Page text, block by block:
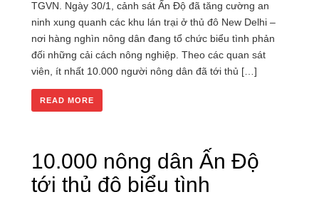
TGVN. Ngày 30/1, cảnh sát Ấn Độ đã tăng cường an
ninh xung quanh các khu lán trại ở thủ đô New Delhi –
nơi hàng nghìn nông dân đang tổ chức biểu tình phản
đối những cải cách nông nghiệp. Theo các quan sát
viên, ít nhất 10.000 người nông dân đã tới thủ […]
READ MORE
10.000 nông dân Ấn Độ
tới thủ đô biểu tình